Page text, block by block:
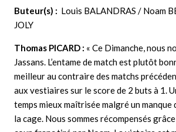
Buteur(s) : Louis BALANDRAS / Noam
JOLY
Thomas PICARD : « Ce Dimanche, nous
Jassans. L’entame de match est plutôt
meilleur au contraire des matchs
aux vestiaires sur le score de 2 buts à 1.
temps mieux maîtrisée malgré un manque
la cage. Nous sommes récompensés